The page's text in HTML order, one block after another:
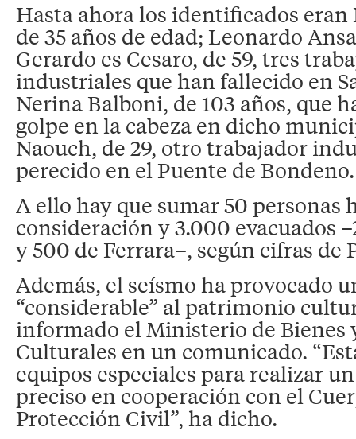
Hasta ahora los identificados eran
de 35 años de edad; Leonardo
Gerardo es Cesaro, de 59, tres
industriales que han fallecido en
Nerina Balboni, de 103 años, que
golpe en la cabeza en dicho
Naouch, de 29, otro trabajador
perecido en el Puente de Bondeno.
A ello hay que sumar 50 personas
consideración y 3.000 evacuados
y 500 de Ferrara–, según cifras de
Además, el seísmo ha provocado
“considerable” al patrimonio
informado el Ministerio de Bienes
Culturales en un comunicado.
equipos especiales para realizar
preciso en cooperación con el
Protección Civil”, ha dicho.